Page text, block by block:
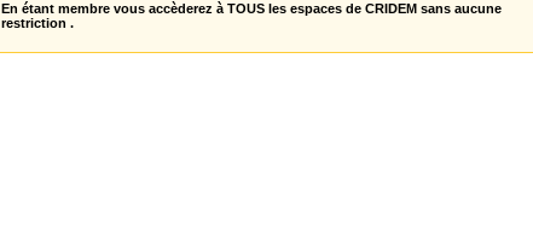
En étant membre vous accèderez à TOUS les espaces de CRIDEM sans aucune
restriction .